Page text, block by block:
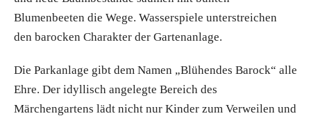
Blumenbeeten die Wege. Wasserspiele unterstreichen
den barocken Charakter der Gartenanlage.
Die Parkanlage gibt dem Namen „Blühendes Barock“ alle
Ehre. Der idyllisch angelegte Bereich des
Märchengartens lädt nicht nur Kinder zum Verweilen und